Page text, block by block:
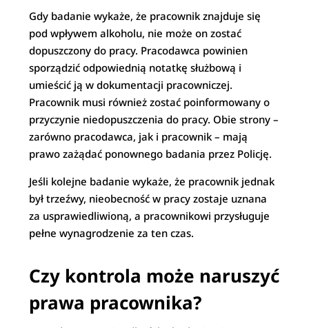
Gdy badanie wykaże, że pracownik znajduje się
pod wpływem alkoholu, nie może on zostać
dopuszczony do pracy. Pracodawca powinien
sporządzić odpowiednią notatkę służbową i
umieścić ją w dokumentacji pracowniczej.
Pracownik musi również zostać poinformowany o
przyczynie niedopuszczenia do pracy. Obie strony –
zarówno pracodawca, jak i pracownik – mają
prawo zażądać ponownego badania przez Policję.
Jeśli kolejne badanie wykaże, że pracownik jednak
był trzeźwy, nieobecność w pracy zostaje uznana
za usprawiedliwioną, a pracownikowi przysługuje
pełne wynagrodzenie za ten czas.
Czy kontrola może naruszyć
prawa pracownika?